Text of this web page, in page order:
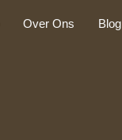
Over Ons Blog